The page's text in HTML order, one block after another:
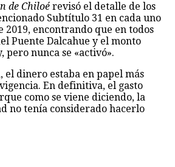
de Chiloé revisó el detalle de los
Subtítulo 31 en cada uno
2019, encontrando que en todos
Puente Dalcahue y el monto
pero nunca se «activó».
el dinero estaba en papel más
En definitiva, el gasto
como se viene diciendo, la
no tenía considerado hacerlo